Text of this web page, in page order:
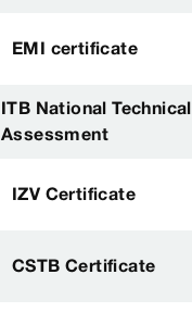
EMI certificate
ITB National Technical
Assessment
IZV Certificate
CSTB Certificate